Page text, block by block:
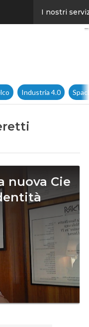
I nostri
Industria 4.0
nuova Cie